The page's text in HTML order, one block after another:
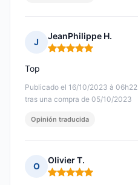
J
JeanPhilippe H.
Nota: 5 de 5
Publicado el 16/10/2023 à 06h22
tras una compra de 05/10/2023
Top
Opinión traducida
O
Olivier T.
Nota: 5 de 5